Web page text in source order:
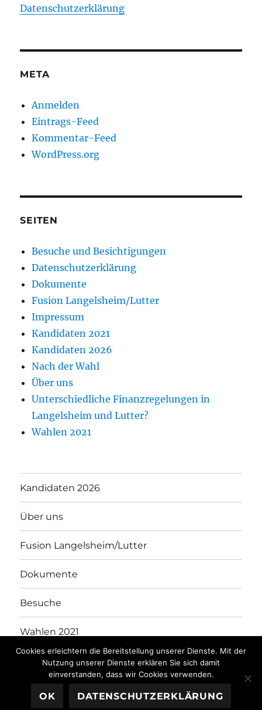
Datenschutzerklärung
META
Anmelden
Eintrags-Feed
Kommentar-Feed
WordPress.org
SEITEN
Besuche und Besichtigungen
Datenschutzerklärung
Dokumente
Fusion Langelsheim/Lutter
Impressum
Kandidaten 2021
Kandidaten 2026
Nach der Wahl
Über uns
Unterschiedliche Finanzregelungen in
Langelsheim und Lutter?
Wahlen 2021
Kandidaten 2026
Über uns
Fusion Langelsheim/Lutter
Dokumente
Besuche
Wahlen 2021
Kandidaten 2021
Stolz präsentiert von WordPress
Cookies erleichtern die Bereitstellung unserer Dienste. Mit der
Nutzung unserer Dienste erklären Sie sich damit
einverstanden, dass wir Cookies verwenden.
OK DATENSCHUTZERKLÄRUNG